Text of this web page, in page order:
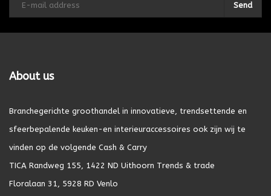
Send
About us
Branchegerichte groothandel in innovatieve, trendsettende en
sfeerbepalende keuken-en interieuraccessoires ook zijn wij te
vinden op de volgende Cash & Carry
TICA Randweg 155, 1422 ND Uithoorn Trends & trade
Floralaan 31, 5928 RD Venlo